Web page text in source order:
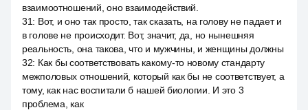
взаимоотношений, оно взаимодействий.
31: Вот, и оно так просто, так сказать, на голову не падает и
в голове не происходит. Вот, значит, да, но нынешняя
реальность, она такова, что и мужчины, и женщины должны
32: Как бы соответствовать какому-то новому стандарту
межполовых отношений, который как бы не соответствует, а
тому, как нас воспитали б нашей биологии. И это 3
проблема, как